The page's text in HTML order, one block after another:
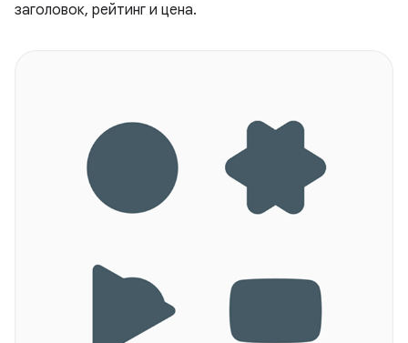
заголовок, рейтинг и цена.